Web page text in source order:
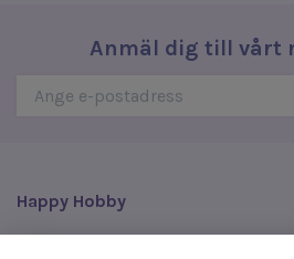
Anmäl dig till vårt
Happy Hobby